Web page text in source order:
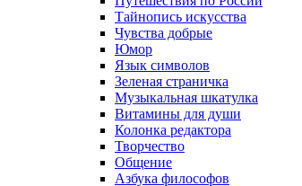
Тайнопись искусства
Чувства добрые
Юмор
Язык символов
Зеленая страничка
Музыкальная шкатулка
Витамины для души
Колонка редактора
Творчество
Общение
Азбука философов